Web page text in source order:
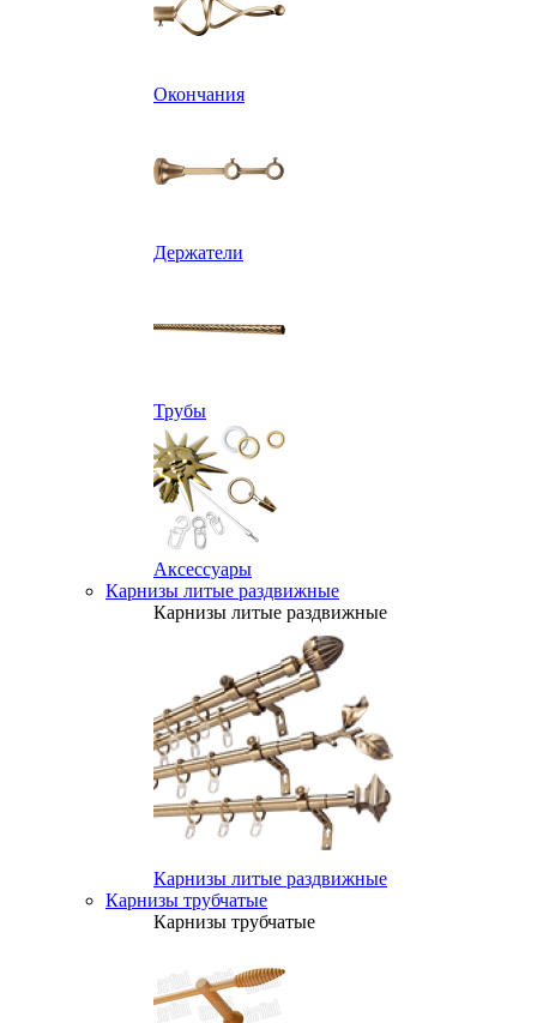
Окончания
Держатели
Трубы
Аксессуары
Карнизы литые раздвижные
Карнизы литые раздвижные
Карнизы литые раздвижные
Карнизы трубчатые
Карнизы трубчатые